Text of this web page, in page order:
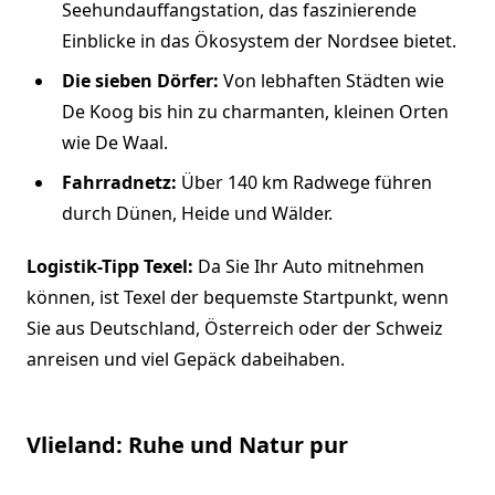
Seehundauffangstation, das faszinierende
Einblicke in das Ökosystem der Nordsee bietet.
Die sieben Dörfer: Von lebhaften Städten wie
De Koog bis hin zu charmanten, kleinen Orten
wie De Waal.
Fahrradnetz: Über 140 km Radwege führen
durch Dünen, Heide und Wälder.
Logistik-Tipp Texel: Da Sie Ihr Auto mitnehmen
können, ist Texel der bequemste Startpunkt, wenn
Sie aus Deutschland, Österreich oder der Schweiz
anreisen und viel Gepäck dabeihaben.
Vlieland: Ruhe und Natur pur